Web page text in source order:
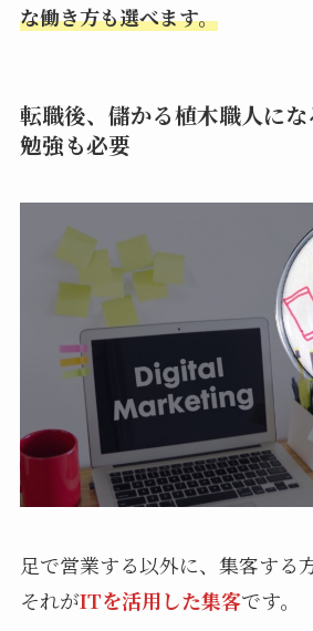
な働き方も選べます。
転職後、儲かる植木職人に
勉強も必要
足で営業する以外に、集客する
それがITを活用した集客です。